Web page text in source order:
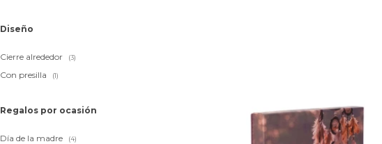
Diseño
Cierre alrededor (3)
Con presilla (1)
Regalos por ocasión
Día de la madre (4)